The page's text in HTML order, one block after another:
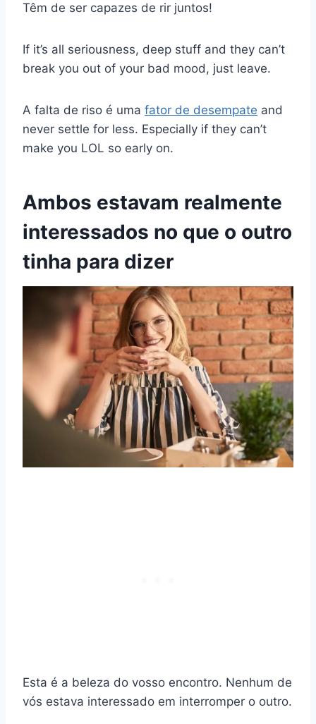
Têm de ser capazes de rir juntos!
If it’s all seriousness, deep stuff and they can’t
break you out of your bad mood, just leave.
A falta de riso é uma fator de desempate and
never settle for less. Especially if they can’t
make you LOL so early on.
Ambos estavam realmente
interessados no que o outro
tinha para dizer
Esta é a beleza do vosso encontro. Nenhum de
vós estava interessado em interromper o outro.